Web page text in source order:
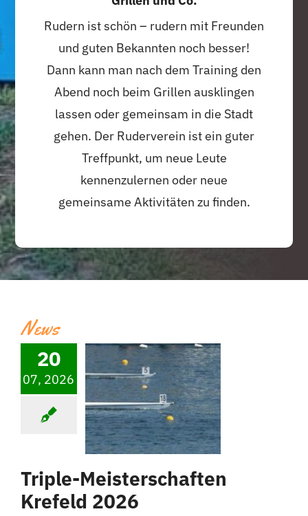
Rudern ist schön – rudern mit Freunden
und guten Bekannten noch besser!
Dann kann man nach dem Training den
Abend noch beim Grillen ausklingen
lassen oder gemeinsam in die Stadt
gehen. Der Ruderverein ist ein guter
Treffpunkt, um neue Leute
kennenzulernen oder neue
gemeinsame Aktivitäten zu finden.
News
20
07, 2026
Triple-Meisterschaften
Krefeld 2026